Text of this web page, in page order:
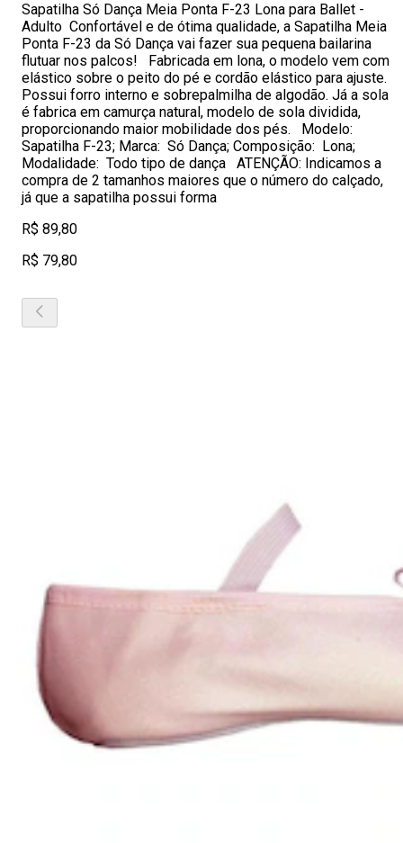
Sapatilha Só Dança Meia Ponta F-23 Lona para Ballet -
Adulto Confortável e de ótima qualidade, a Sapatilha Meia
Ponta F-23 da Só Dança vai fazer sua pequena bailarina
flutuar nos palcos! Fabricada em lona, o modelo vem com
elástico sobre o peito do pé e cordão elástico para ajuste.
Possui forro interno e sobrepalmilha de algodão. Já a sola
é fabrica em camurça natural, modelo de sola dividida,
proporcionando maior mobilidade dos pés. Modelo:
Sapatilha F-23; Marca: Só Dança; Composição: Lona;
Modalidade: Todo tipo de dança ATENÇÃO: Indicamos a
compra de 2 tamanhos maiores que o número do calçado,
já que a sapatilha possui forma
R$ 89,80
R$ 79,80